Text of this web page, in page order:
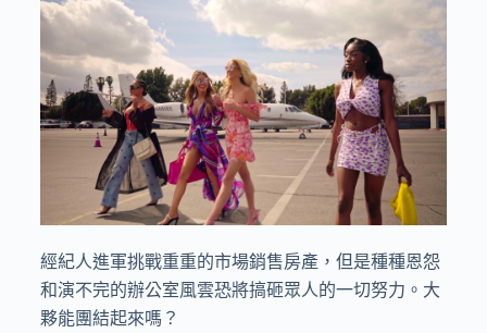
經紀人進軍挑戰重重的市場銷售房產，但是種種恩怨
和演不完的辦公室風雲恐將搞砸眾人的一切努力。大
夥能團結起來嗎？